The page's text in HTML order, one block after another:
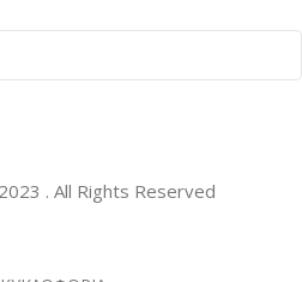
2023 . All Rights Reserved